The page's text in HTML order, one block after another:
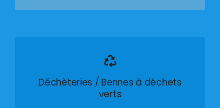
Déchèteries / Bennes à déchets
verts